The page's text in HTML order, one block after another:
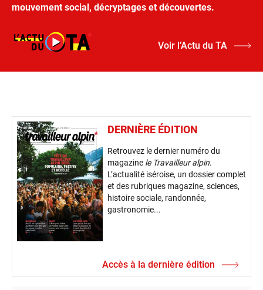
mouvement social, décryptages et découvertes.
Voir l’Actu du TA
DERNIÈRE ÉDITION
Retrouvez le dernier numéro du
magazine le Travailleur alpin.
L’actualité iséroise, un dossier complet
et des rubriques magazine, sciences,
histoire sociale, randonnée,
gastronomie...
Accès à la dernière édition